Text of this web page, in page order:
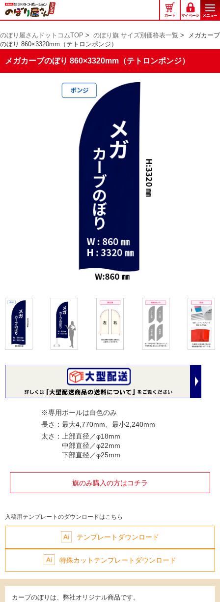
の
ぼ
屋
さ
ん
のぼり屋さんドットコムTOP > のぼり旗 サイズ別価格表一覧 >
メガカーブ
のぼり 860×3320mm（テトロンポンジ）
メガカーブのぼり 860×3320mm（テトロンポンジ）
※専用ポールは白色のみ
長さ： 最大4,770mm、最小2,240mm
太さ：
上部直径／φ18mm
中部直径／φ22mm
下部直径／φ25mm
旗のみ購入の方はコチラ
入稿用テンプレートのダウンロードはこちら
テンプレートダウンロード
特殊カットテンプレートダウンロード
カーブのぼりは、弊社オリジナル商品です。